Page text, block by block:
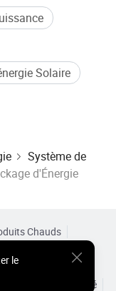
PRO-25608
25,6 V.
8,04 kWh
Solaire
Système de
d'Énergie
le
Chauds
de Confidentialité